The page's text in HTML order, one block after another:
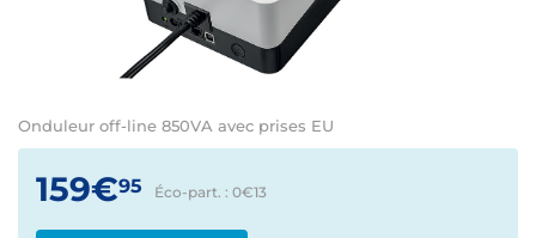
Onduleur off-line 850VA avec prises EU
159€95 Éco-part. : 0€13